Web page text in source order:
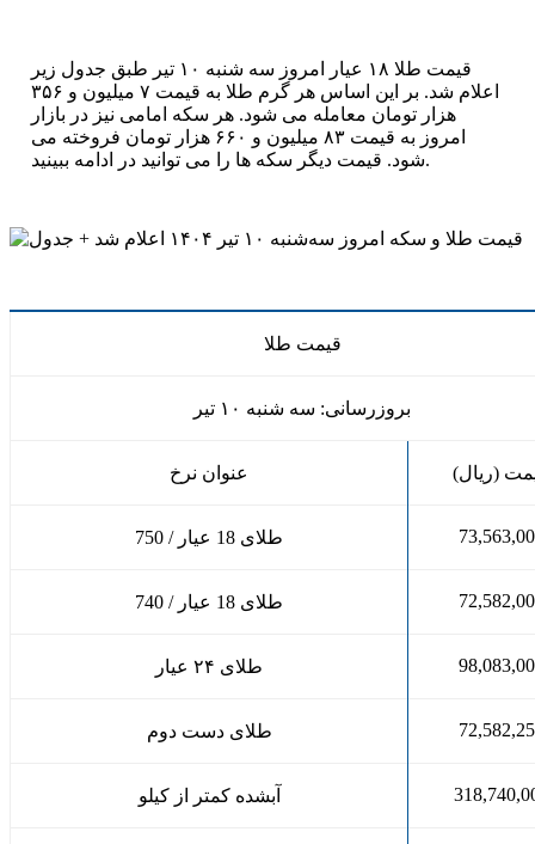
قیمت طلا ۱۸ عیار امروز سه شنبه ۱۰ تیر طبق جدول زیر
اعلام شد. بر این اساس هر گرم طلا به قیمت ۷ میلیون و ۳۵۶
هزار تومان معامله می شود. هر سکه امامی نیز در بازار
امروز به قیمت ۸۳ میلیون و ۶۶۰ هزار تومان فروخته می
شود. قیمت دیگر سکه ها را می توانید در ادامه ببینید.
قیمت طلا
بروزرسانی: سه شنبه ۱۰ تیر
عنوان نرخ (ریال)
طلای 18 عیار / 750
طلای 18 عیار / 740
طلای ۲۴ عیار
طلای دست دوم
آبشده کمتر از کیلو